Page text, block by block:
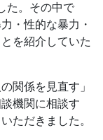
た。その中で
・性的な暴力・
を紹介していた
関係を見直す」
機関に相談す
ただきました。